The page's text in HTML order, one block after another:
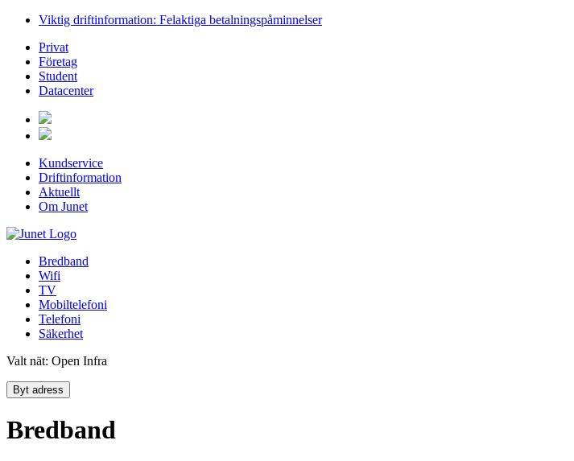
Viktig driftinformation: Felaktiga betalningspåminnelser
Privat
Företag
Student
Datacenter
Kundservice
Driftinformation
Aktuellt
Om Junet
Bredband
Wifi
TV
Mobiltelefoni
Telefoni
Säkerhet
Valt nät: Open Infra
Byt adress
Bredband